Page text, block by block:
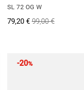
SL 72 OG W
79,20 € 99,00 €
-20%